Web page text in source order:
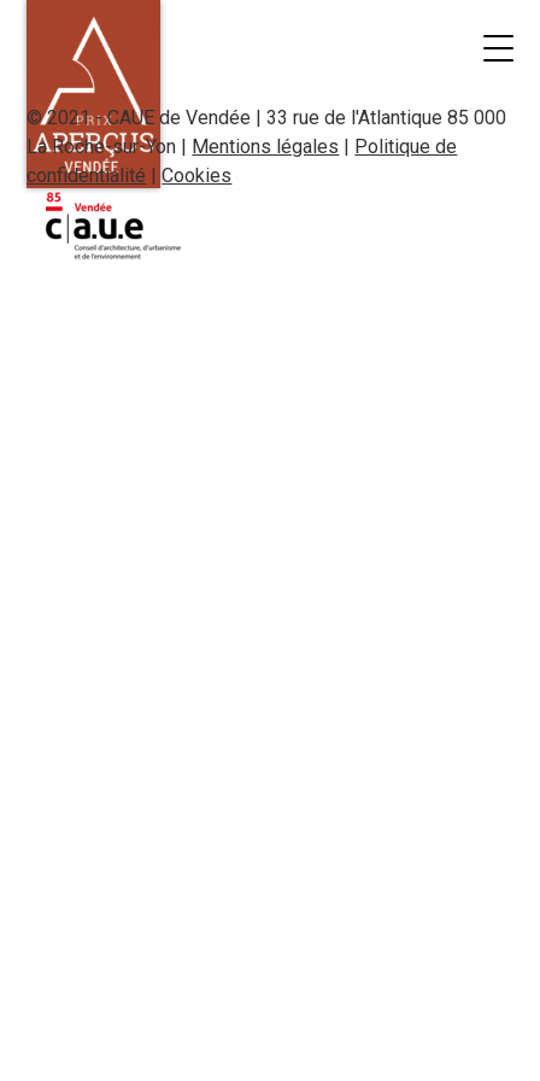
© 2021 - CAUE de Vendée | 33 rue de l'Atlantique 85 000
La Roche-sur-Yon | Mentions légales | Politique de
confidentialité |Cookies